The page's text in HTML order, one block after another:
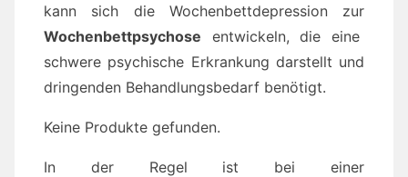
kann sich die Wochenbettdepression zur
Wochenbettpsychose entwickeln, die eine
schwere psychische Erkrankung darstellt und
dringenden Behandlungsbedarf benötigt.
Keine Produkte gefunden.
In der Regel ist bei einer